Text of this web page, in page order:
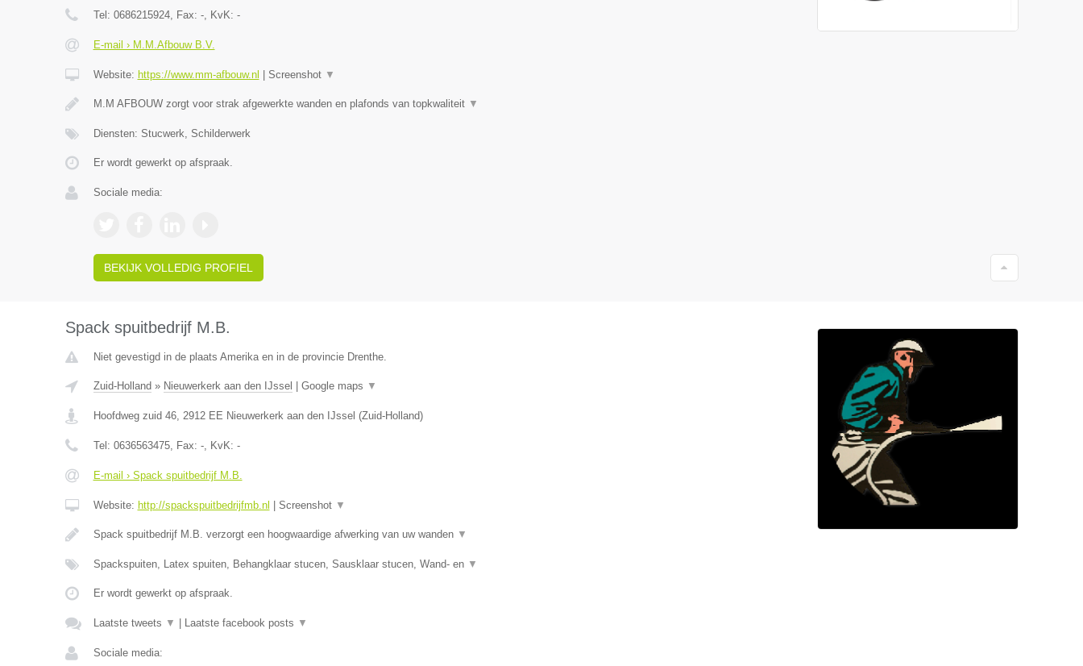
Tel: 0686215924, Fax: -, KvK: -
E-mail › M.M.Afbouw B.V.
Website: https://www.mm-afbouw.nl Screenshot ▼
M.M AFBOUW zorgt voor strak afgewerkte wanden en plafonds van topkwaliteit ▼
Diensten: Stucwerk, Schilderwerk
Er wordt gewerkt op afspraak.
Sociale media:
BEKIJK VOLLEDIG PROFIEL
Spack spuitbedrijf M.B.
Niet gevestigd in de plaats Amerika en in de provincie Drenthe.
Zuid-Holland » Nieuwerkerk aan den IJssel Google maps ▼
Hoofdweg zuid 46, 2912 EE Nieuwerkerk aan den IJssel (Zuid-Holland)
Tel: 0636563475, Fax: -, KvK: -
E-mail › Spack spuitbedrijf M.B.
Website: http://spackspuitbedrijfmb.nl Screenshot ▼
Spack spuitbedrijf M.B. verzorgt een hoogwaardige afwerking van uw wanden ▼
Spackspuiten, Latex spuiten, Behangklaar stucen, Sausklaar stucen, Wand- en ▼
Er wordt gewerkt op afspraak.
Laatste tweets ▼ Laatste facebook posts ▼
Sociale media: